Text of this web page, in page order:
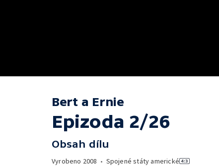
Bert a Ernie
Epizoda 2/26
Obsah dílu
Vyrobeno 2008 • Spojené státy americké